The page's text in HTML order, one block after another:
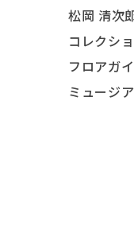
松岡 清次
コレクシ
フロアガ
ミュージ